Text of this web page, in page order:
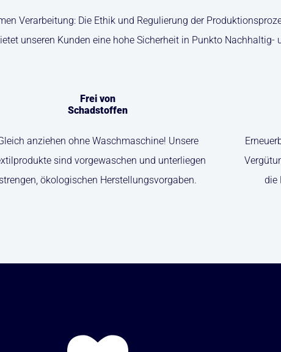
Verarbeitung: Die Ethik und Regulierung der
unseren Kunden eine hohe Sicherheit in Punkto Nachhaltig-
Frei von
Schadstoffen
anziehen ohne Waschmaschine! Unsere
sind vorgewaschen und unterliegen
strengen, ökologischen Herstellungsvorgaben.
die